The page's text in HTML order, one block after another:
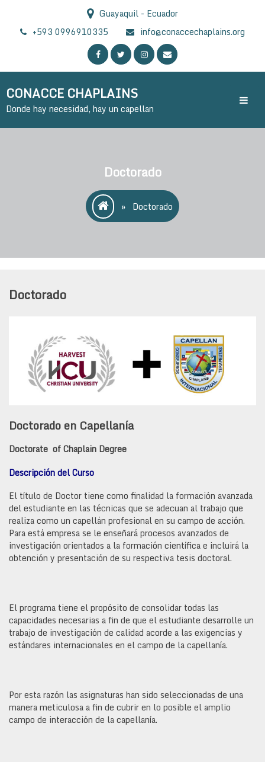
content
Guayaquil - Ecuador
+593 0996910335
info@conaccechaplains.org
CONACCE CHAPLAINS
Donde hay necesidad, hay un capellan
Doctorado
» Doctorado
Doctorado
Doctorado en Capellanía
Doctorate of Chaplain Degree
Descripción del Curso
El título de Doctor tiene como finalidad la formación avanzada
del estudiante en las técnicas que se adecuan al trabajo que
realiza como un capellán profesional en su campo de acción.
Para está empresa se le enseñará procesos avanzados de
investigación orientados a la formación científica e incluirá la
obtención y presentación de su respectiva tesis doctoral.
El programa tiene el propósito de consolidar todas las
capacidades necesarias a fin de que el estudiante desarrolle un
trabajo de investigación de calidad acorde a las exigencias y
estándares internacionales en el campo de la capellanía.
Por esta razón las asignaturas han sido seleccionadas de una
manera meticulosa a fin de cubrir en lo posible el amplio
campo de interacción de la capellanía.